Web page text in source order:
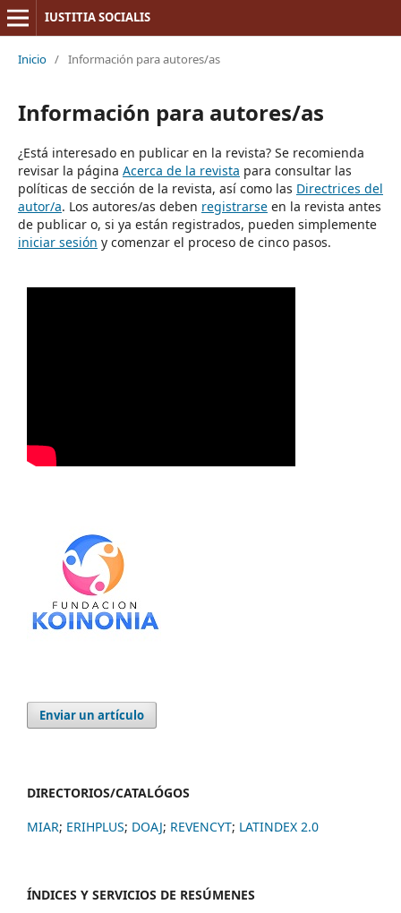
IUSTITIA SOCIALIS
Inicio / Información para autores/as
Información para autores/as
¿Está interesado en publicar en la revista? Se recomienda
revisar la página Acerca de la revista para consultar las
políticas de sección de la revista, así como las Directrices del
autor/a. Los autores/as deben registrarseen la revista antes
de publicar o, si ya están registrados, pueden simplemente
iniciar sesión y comenzar el proceso de cinco pasos.
Enviar un artículo
DIRECTORIOS/CATALÓGOS
MIAR; ERIHPLUS; DOAJ; REVENCYT; LATINDEX 2.0
ÍNDICES Y SERVICIOS DE RESÚMENES